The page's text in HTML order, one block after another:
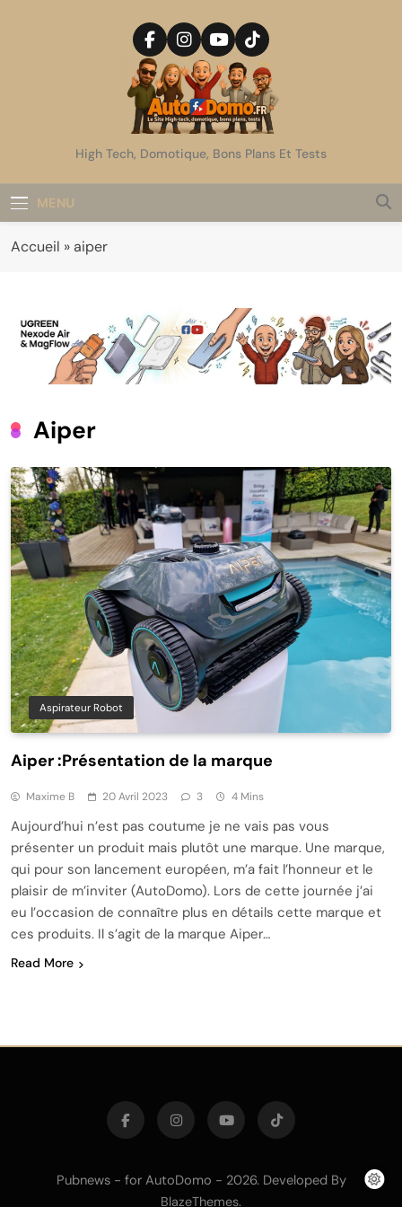
AutoDomo
High Tech, Domotique, Bons Plans Et Tests
MENU
Accueil »aiper
Aiper
Aspirateur Robot
Aiper :Présentation de la marque
Maxime B 20 Avril 2023 3 4 Mins
Aujourd’hui n’est pas coutume je ne vais pas vous
présenter un produit mais plutôt une marque. Une marque,
qui pour son lancement européen, m’a fait l’honneur et le
plaisir de m’inviter (AutoDomo). Lors de cette journée j’ai
eu l’occasion de connaître plus en détails cette marque et
ces produits. Il s’agit de la marque Aiper…
Read More
Pubnews - for AutoDomo - 2026. Developed By
BlazeThemes.